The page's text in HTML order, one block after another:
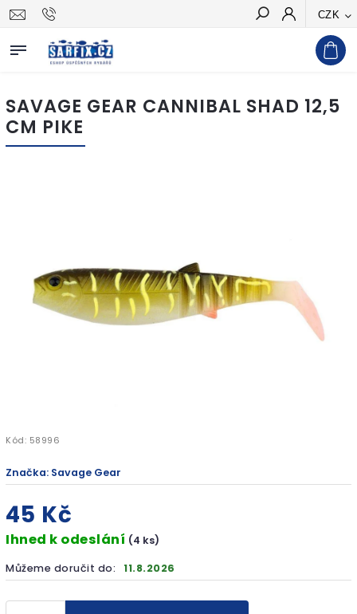
CZK
Hledat
SAVAGE GEAR CANNIBAL SHAD 12,5
CM PIKE
Kód: 58996
Značka: Savage Gear
45 Kč
Ihned k odeslání (4 ks)
Můžeme doručit do: 11.8.2026